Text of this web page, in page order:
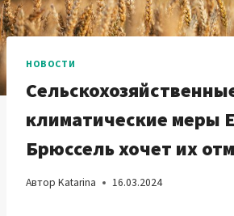
НОВОСТИ
климатические меры
Брюссель хочет их
Автор Katarina 16.03.2024